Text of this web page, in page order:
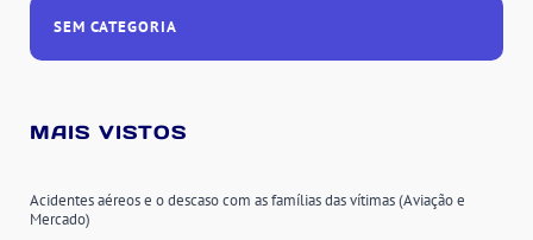
SEM CATEGORIA
MAIS VISTOS
Acidentes aéreos e o descaso com as famílias das vítimas (Aviação e
Mercado)